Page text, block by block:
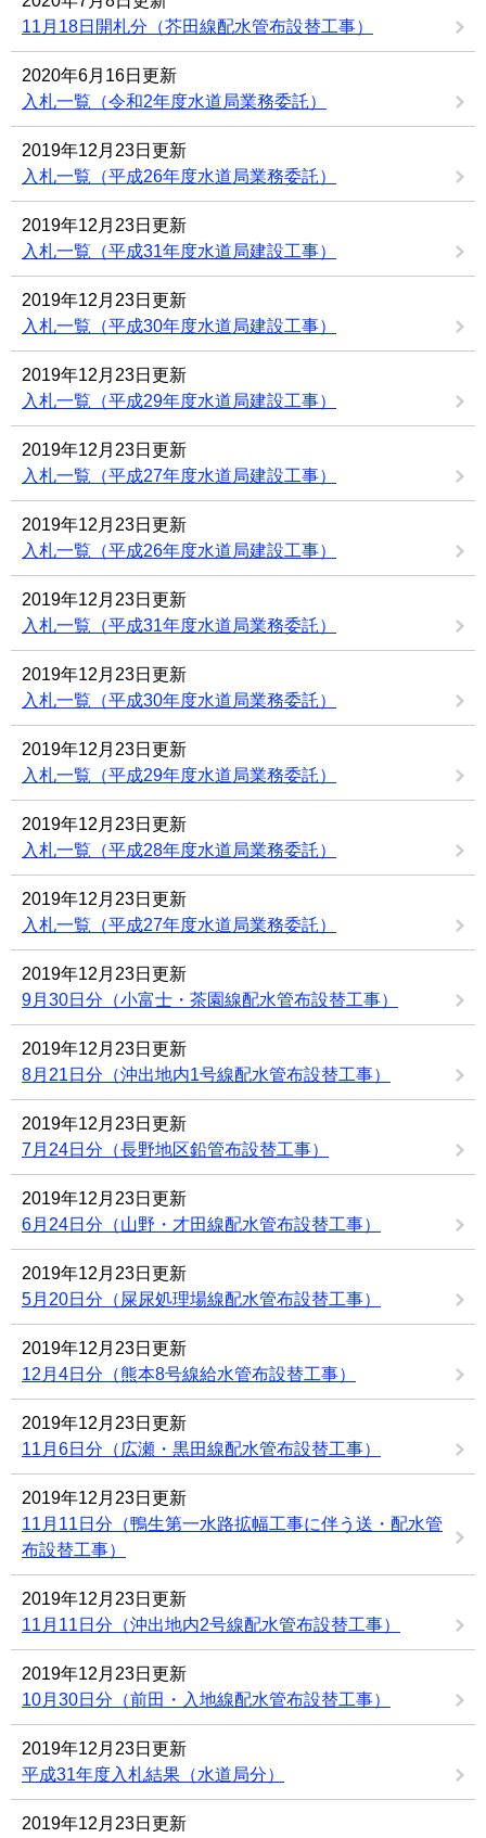
11月18日開札分（芥田線配水管布設替工事）
2020年6月16日更新
入札一覧（令和2年度水道局業務委託）
2019年12月23日更新
入札一覧（平成26年度水道局業務委託）
2019年12月23日更新
入札一覧（平成31年度水道局建設工事）
2019年12月23日更新
入札一覧（平成30年度水道局建設工事）
2019年12月23日更新
入札一覧（平成29年度水道局建設工事）
2019年12月23日更新
入札一覧（平成27年度水道局建設工事）
2019年12月23日更新
入札一覧（平成26年度水道局建設工事）
2019年12月23日更新
入札一覧（平成31年度水道局業務委託）
2019年12月23日更新
入札一覧（平成30年度水道局業務委託）
2019年12月23日更新
入札一覧（平成29年度水道局業務委託）
2019年12月23日更新
入札一覧（平成28年度水道局業務委託）
2019年12月23日更新
入札一覧（平成27年度水道局業務委託）
2019年12月23日更新
9月30日分（小富士・茶園線配水管布設替工事）
2019年12月23日更新
8月21日分（沖出地内1号線配水管布設替工事）
2019年12月23日更新
7月24日分（長野地区鉛管布設替工事）
2019年12月23日更新
6月24日分（山野・才田線配水管布設替工事）
2019年12月23日更新
5月20日分（屎尿処理場線配水管布設替工事）
2019年12月23日更新
12月4日分（熊本8号線給水管布設替工事）
2019年12月23日更新
11月6日分（広瀬・黒田線配水管布設替工事）
2019年12月23日更新
11月11日分（鴨生第一水路拡幅工事に伴う送・配水管
布設替工事）
2019年12月23日更新
11月11日分（沖出地内2号線配水管布設替工事）
2019年12月23日更新
10月30日分（前田・入地線配水管布設替工事）
2019年12月23日更新
平成31年度入札結果（水道局分）
2019年12月23日更新